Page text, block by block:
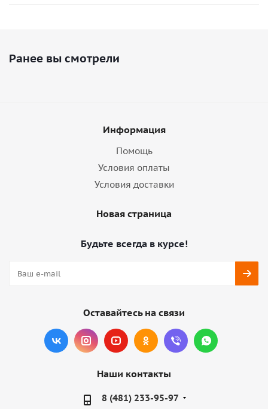
Ранее вы смотрели
Информация
Помощь
Условия оплаты
Условия доставки
Новая страница
Будьте всегда в курсе!
Оставайтесь на связи
Наши контакты
8 (481) 233-95-97